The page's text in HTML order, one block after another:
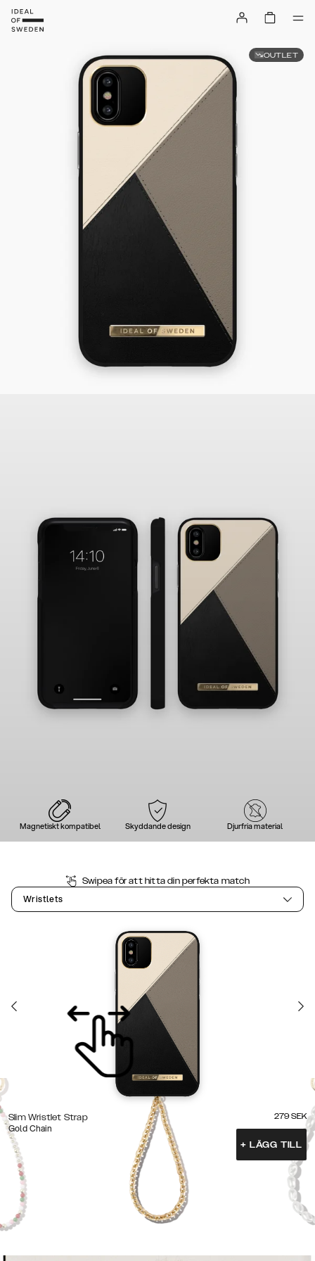
Magnetiskt kompatibel Skyddande design Djurfria material
Swipea för att hitta din perfekta match
Wristlets
Slim Wristlet Strap
Gold Chain
279 SEK
+ LÄGG TILL
OUTLET